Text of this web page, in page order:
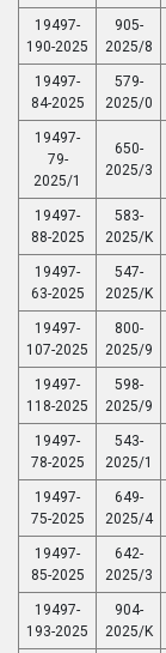
19497-
190-2025
905-
2025/8
19497-
84-2025
579-
2025/0
19497-
79-
2025/1
650-
2025/3
19497-
88-2025
583-
2025/K
19497-
63-2025
547-
2025/K
19497-
107-2025
800-
2025/9
19497-
118-2025
598-
2025/9
19497-
78-2025
543-
2025/1
19497-
75-2025
649-
2025/4
19497-
85-2025
642-
2025/3
19497-
193-2025
904-
2025/K